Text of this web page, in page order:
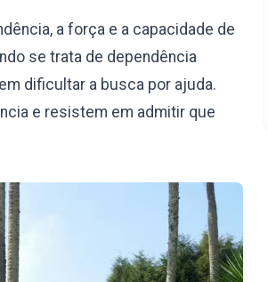
a força e a capacidade de
se trata de dependência
dificultar a busca por ajuda.
e resistem em admitir que